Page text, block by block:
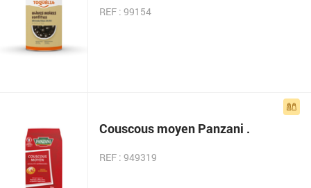
REF : 99154
Couscous moyen Panzani .
REF : 949319